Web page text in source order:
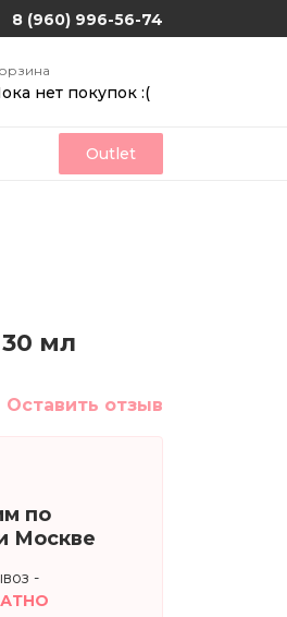
8 (960) 996-56-74
нет покупок :(
Outlet
мл
Оставить отзыв
по
Москве
-